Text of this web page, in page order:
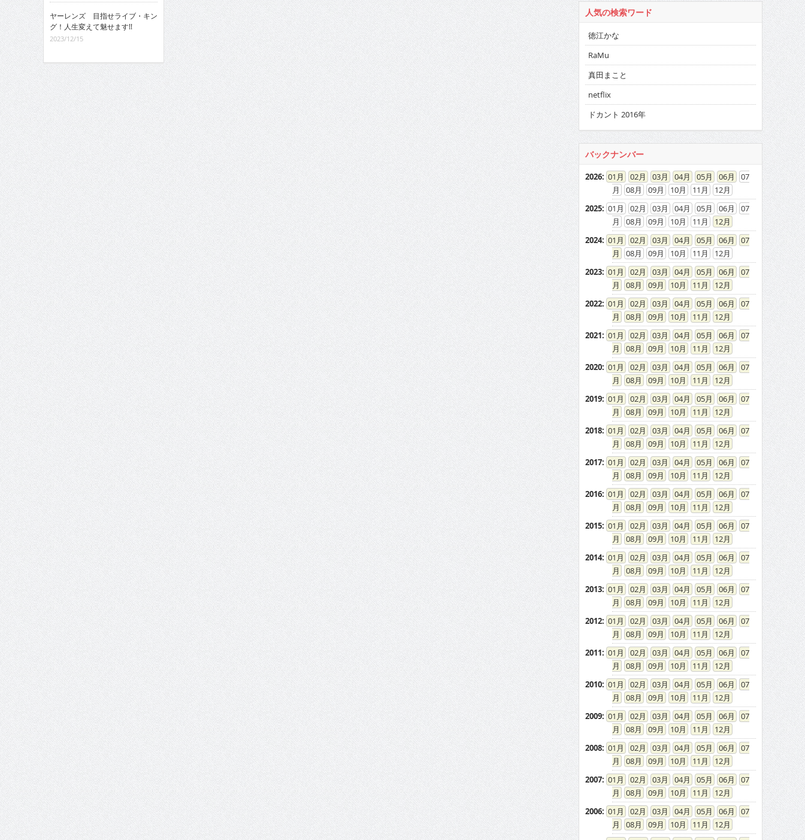
ヤーレンズ 目指せライブ・キン
グ！人生変えて魅せます!!
2023/12/15
人気の検索ワード
徳江かな
RaMu
真田まこと
netflix
ドカント 2016年
バックナンバー
2026: 01 02 03 04 05 06
07
08
09 10 11
12
2025: 01 02 03 04 05 06
07
08
09 10 11
12
2024: 01 02 03 04 05 06
07
08
09 10 11
12
2023: 01 02 03 04 05 06
07
08
09 10 11
12
2022: 01 02 03 04 05 06
07
08
09 10 11
12
2021: 01 02 03 04 05 06
07
08
09 10 11
12
2020: 01 02 03 04 05 06
07
08
09 10 11
12
2019: 01 02 03 04 05 06
07
08
09 10 11
12
2018: 01 02 03 04 05 06
07
08
09 10 11
12
2017: 01 02 03 04 05 06
07
08
09 10 11
12
2016: 01 02 03 04 05 06
07
08
09 10 11
12
2015: 01 02 03 04 05 06
07
08
09 10 11
12
2014: 01 02 03 04 05 06
07
08
09 10 11
12
2013: 01 02 03 04 05 06
07
08
09 10 11
12
2012: 01 02 03 04 05 06
07
08
09 10 11
12
2011: 01 02 03 04 05 06
07
08
09 10 11
12
2010: 01 02 03 04 05 06
07
08
09 10 11
12
2009: 01 02 03 04 05 06
07
08
09 10 11
12
2008: 01 02 03 04 05 06
07
08
09 10 11
12
2007: 01 02 03 04 05 06
07
08
09 10 11
12
2006: 01 02 03 04 05 06
07
08
09 10 11
12